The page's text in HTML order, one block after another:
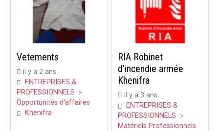
Vetements
il y a 2 ans
ENTREPRISES &
PROFESSIONNELS »
Opportunités d'affaires
Khenifra
RIA Robinet
d'incendie armée
Khenifra
il y a 3 ans
ENTREPRISES &
PROFESSIONNELS »
Matériels Professionnels